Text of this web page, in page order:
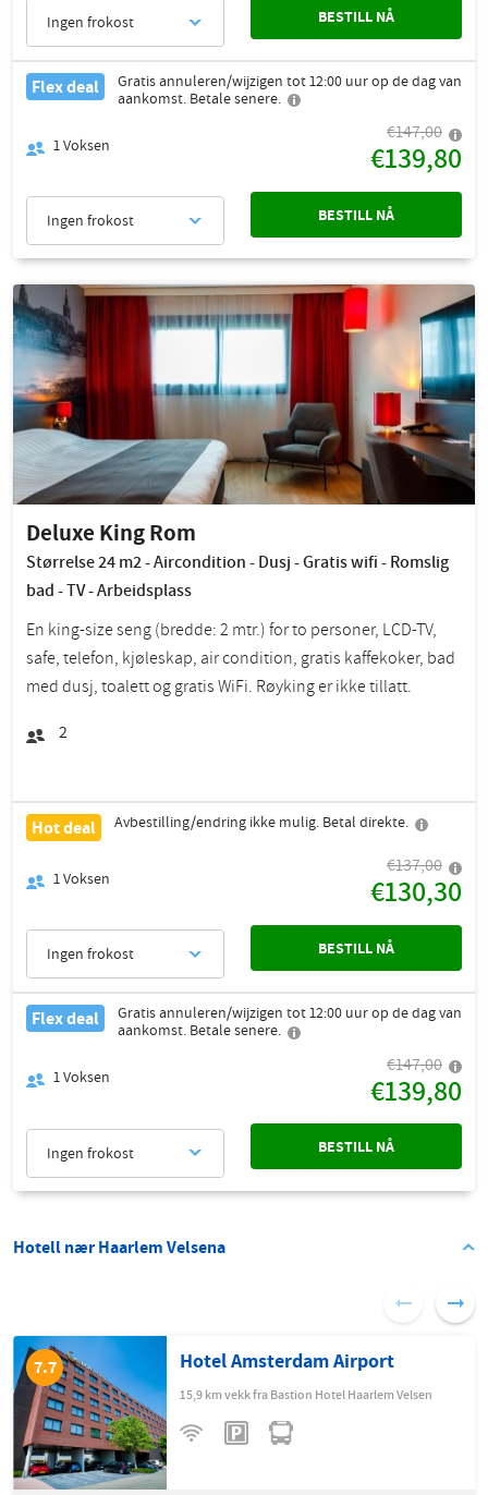
Ingen frokost BESTILL NÅ
Flex deal
Gratis annuleren/wijzigen tot 12:00 uur op de dag van
aankomst. Betale senere.
1Voksen
€147,00
€139,80
Ingen frokost BESTILL NÅ
Deluxe King Rom
Størrelse 24 m2 - Aircondition - Dusj - Gratis wifi - Romslig
bad - TV - Arbeidsplass
En king-size seng (bredde: 2 mtr.) for to personer, LCD-TV,
safe, telefon, kjøleskap, air condition, gratis kaffekoker, bad
med dusj, toalett og gratis WiFi. Røyking er ikke tillatt.
2
Hot deal Avbestilling/endring ikke mulig. Betal direkte.
1Voksen
€137,00
€130,30
Ingen frokost BESTILL NÅ
Flex deal
Gratis annuleren/wijzigen tot 12:00 uur op de dag van
aankomst. Betale senere.
1Voksen
€147,00
€139,80
Ingen frokost BESTILL NÅ
Hotell nær Haarlem Velsena
7.7 Hotel Amsterdam Airport
15,9 km vekk fra Bastion Hotel Haarlem Velsen